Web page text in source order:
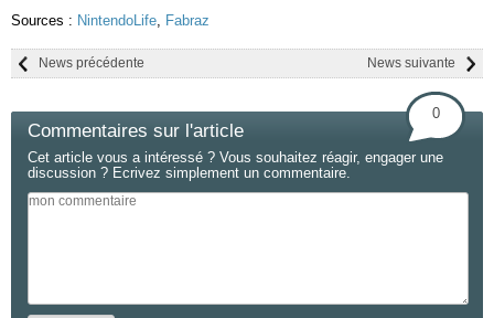
Sources : NintendoLife, Fabraz
News suivante
News précédente
Commentaires sur l'article
0
Cet article vous a intéressé ? Vous souhaitez réagir, engager une
discussion ? Ecrivez simplement un commentaire.